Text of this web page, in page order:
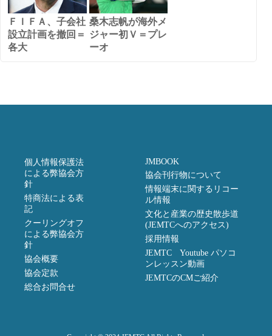
ＦＩＦＡ、子会社
設立計画を撤回＝
各大
桑木志帆が海外メ
ジャー初Ｖ＝プレ
ーオ
個人情報保護法
による弊協会方
針
特商法による表
記
クーリングオフ
による弊協会方
針
協会概要
協会定款
総合お問合せ
JMBOOK
協会刊行物について
情報端末に関するリコー
ル情報
文化と産業の歴史散歩道
(JEMTCへのアクセス)
採用情報
JEMTC Youtube パソコ
ンレッスン動画
JEMTCのCMご紹介